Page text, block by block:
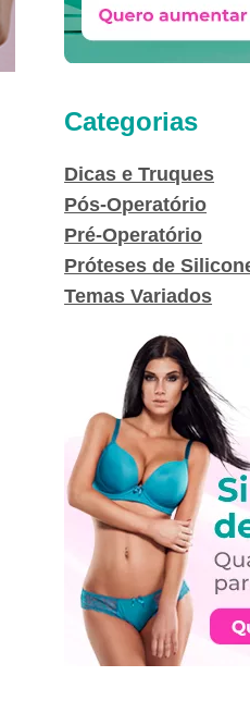
Categorias
Dicas e Truques
Pós-Operatório
Pré-Operatório
Próteses de
Temas Variados